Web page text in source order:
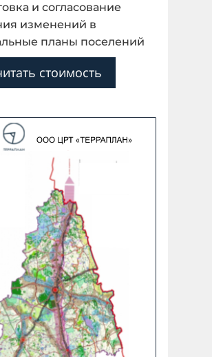
и согласование
изменений в
планы поселений
стоимость